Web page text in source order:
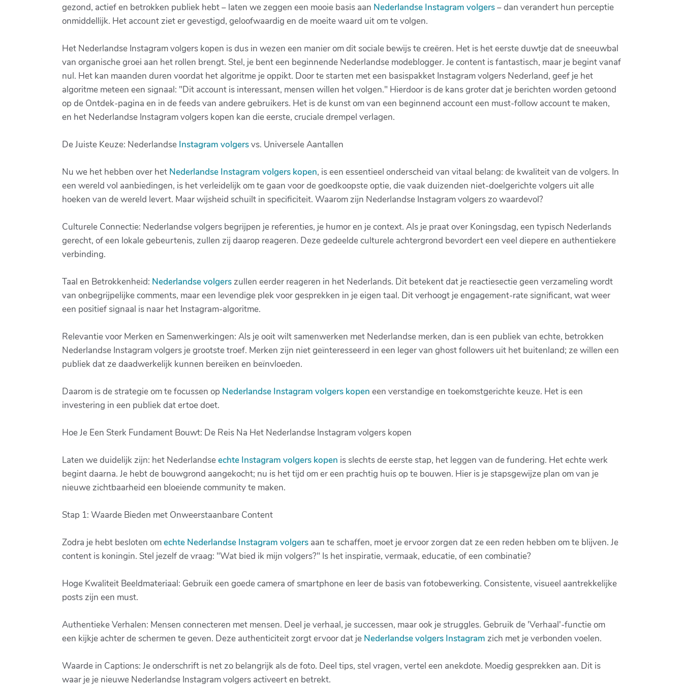
gezond, actief en betrokken publiek hebt – laten we zeggen een mooie basis aan Nederlandse Instagram volgers– dan verandert hun perceptie
onmiddellijk. Het account ziet er gevestigd, geloofwaardig en de moeite waard uit om te volgen.
Het Nederlandse Instagram volgers kopen is dus in wezen een manier om dit sociale bewijs te creëren. Het is het eerste duwtje dat de sneeuwbal
van organische groei aan het rollen brengt. Stel, je bent een beginnende Nederlandse modeblogger. Je content is fantastisch, maar je begint vanaf
nul. Het kan maanden duren voordat het algoritme je oppikt. Door te starten met een basispakket Instagram volgers Nederland, geef je het
algoritme meteen een signaal: "Dit account is interessant, mensen willen het volgen." Hierdoor is de kans groter dat je berichten worden getoond
op de Ontdek-pagina en in de feeds van andere gebruikers. Het is de kunst om van een beginnend account een must-follow account te maken,
en het Nederlandse Instagram volgers kopen kan die eerste, cruciale drempel verlagen.
De Juiste Keuze: Nederlandse Instagram volgersvs. Universele Aantallen
Nu we het hebben over het Nederlandse Instagram volgers kopen, is een essentieel onderscheid van vitaal belang: de kwaliteit van de volgers. In
een wereld vol aanbiedingen, is het verleidelijk om te gaan voor de goedkoopste optie, die vaak duizenden niet-doelgerichte volgers uit alle
hoeken van de wereld levert. Maar wijsheid schuilt in specificiteit. Waarom zijn Nederlandse Instagram volgers zo waardevol?
Culturele Connectie: Nederlandse volgers begrijpen je referenties, je humor en je context. Als je praat over Koningsdag, een typisch Nederlands
gerecht, of een lokale gebeurtenis, zullen zij daarop reageren. Deze gedeelde culturele achtergrond bevordert een veel diepere en authentiekere
verbinding.
Taal en Betrokkenheid: Nederlandse volgerszullen eerder reageren in het Nederlands. Dit betekent dat je reactiesectie geen verzameling wordt
van onbegrijpelijke comments, maar een levendige plek voor gesprekken in je eigen taal. Dit verhoogt je engagement-rate significant, wat weer
een positief signaal is naar het Instagram-algoritme.
Relevantie voor Merken en Samenwerkingen: Als je ooit wilt samenwerken met Nederlandse merken, dan is een publiek van echte, betrokken
Nederlandse Instagram volgers je grootste troef. Merken zijn niet geïnteresseerd in een leger van ghost followers uit het buitenland; ze willen een
publiek dat ze daadwerkelijk kunnen bereiken en beïnvloeden.
Daarom is de strategie om te focussen op Nederlandse Instagram volgers kopen een verstandige en toekomstgerichte keuze. Het is een
investering in een publiek dat ertoe doet.
Hoe Je Een Sterk Fundament Bouwt: De Reis Na Het Nederlandse Instagram volgers kopen
Laten we duidelijk zijn: het Nederlandseechte Instagram volgers kopen is slechts de eerste stap, het leggen van de fundering. Het echte werk
begint daarna. Je hebt de bouwgrond aangekocht; nu is het tijd om er een prachtig huis op te bouwen. Hier is je stapsgewijze plan om van je
nieuwe zichtbaarheid een bloeiende community te maken.
Stap 1: Waarde Bieden met Onweerstaanbare Content
Zodra je hebt besloten omechte Nederlandse Instagram volgers aan te schaffen, moet je ervoor zorgen dat ze een reden hebben om te blijven. Je
content is koningin. Stel jezelf de vraag: "Wat bied ik mijn volgers?" Is het inspiratie, vermaak, educatie, of een combinatie?
Hoge Kwaliteit Beeldmateriaal: Gebruik een goede camera of smartphone en leer de basis van fotobewerking. Consistente, visueel aantrekkelijke
posts zijn een must.
Authentieke Verhalen: Mensen connecteren met mensen. Deel je verhaal, je successen, maar ook je struggles. Gebruik de 'Verhaal'-functie om
een kijkje achter de schermen te geven. Deze authenticiteit zorgt ervoor dat je Nederlandse volgers Instagram zich met je verbonden voelen.
Waarde in Captions: Je onderschrift is net zo belangrijk als de foto. Deel tips, stel vragen, vertel een anekdote. Moedig gesprekken aan. Dit is
waar je je nieuwe Nederlandse Instagram volgers activeert en betrekt.